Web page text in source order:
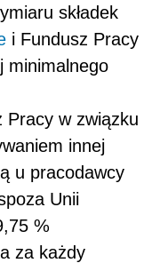
składek
i Fundusz Pracy
minimalnego
Pracy w związku
innej
u pracodawcy
Unii
%
za każdy